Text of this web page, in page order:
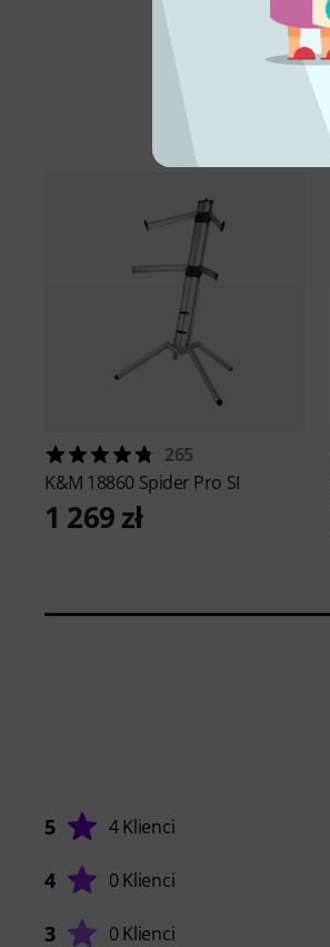
265
K&M 18860 Spider Pro SI
1 269 zł
5 4 Klienci
4 0 Klienci
3 0 Klienci